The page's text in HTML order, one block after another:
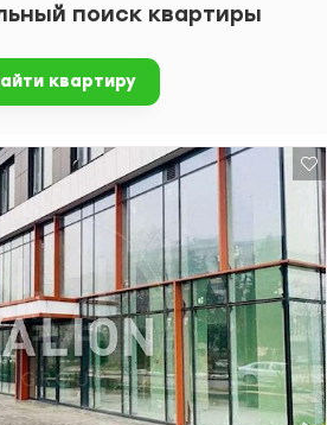
пішки до метро Лукянівська, 15
програмами, безготівковий
єВідновлення, Сертифікат, 2)
(постанова 280 та інші),
покупець. 0968144949 Едуард
поиск квартиры
квартиру